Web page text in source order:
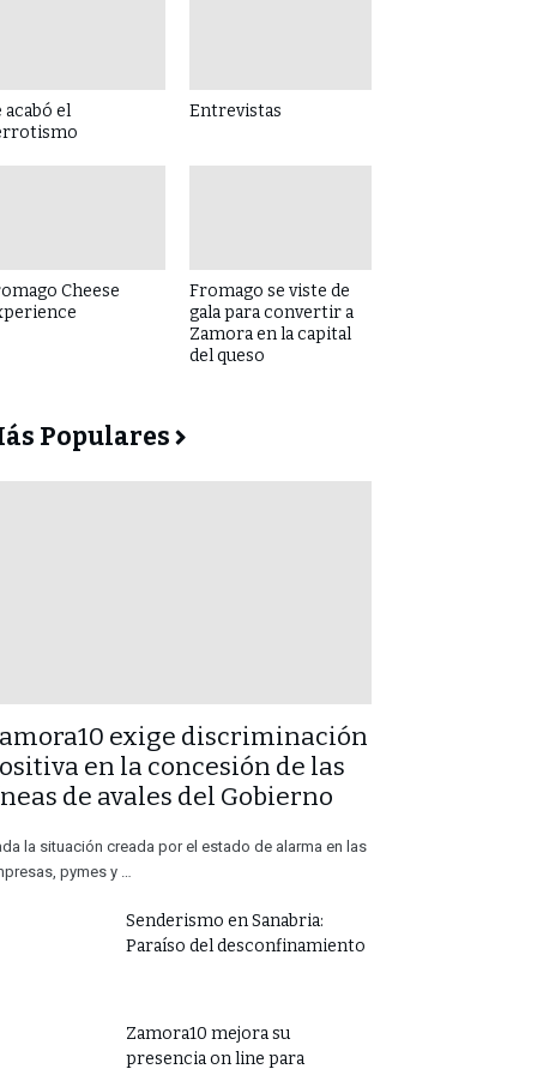
acabó el
Entrevistas
Cheese
Fromago se viste de
gala para convertir a
Zamora en la capital
del queso
Populares
exige discriminación
en la concesión de las
de avales del Gobierno
la situación creada por el estado de alarma en las
pymes y …
Senderismo en Sanabria:
Paraíso del desconfinamiento
Zamora10 mejora su
presencia on line para